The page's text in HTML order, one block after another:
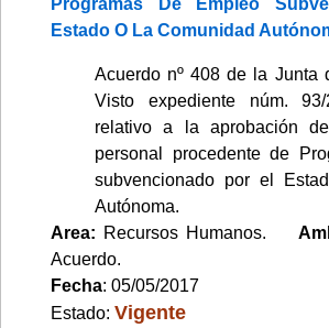
Estado O La Comunidad
Acuerdo nº 408 de la Junta
Visto expediente núm.
relativo a la aprobación
personal procedente de
subvencionado por el
Autónoma.
Area: Recursos Humanos.
Acuerdo.
Fecha: 05/05/2017
Estado: Vigente